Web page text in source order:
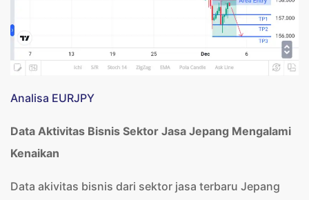
Analisa EURJPY
Data Aktivitas Bisnis Sektor Jasa Jepang Mengalami
Kenaikan
Data akivitas bisnis dari sektor jasa terbaru Jepang